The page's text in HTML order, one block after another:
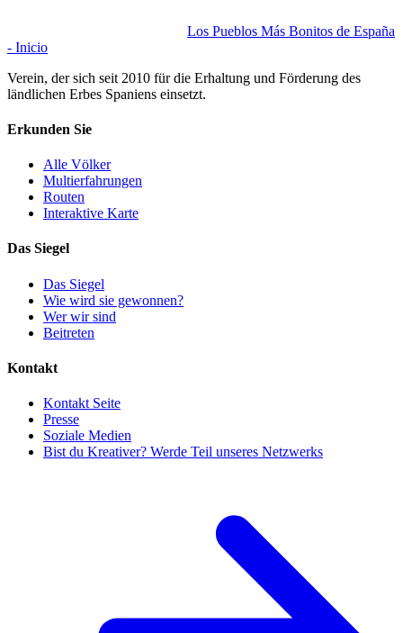
Los Pueblos Más Bonitos de España
- Inicio
Verein, der sich seit 2010 für die Erhaltung und Förderung des
ländlichen Erbes Spaniens einsetzt.
Erkunden Sie
Alle Völker
Multierfahrungen
Routen
Interaktive Karte
Das Siegel
Das Siegel
Wie wird sie gewonnen?
Wer wir sind
Beitreten
Kontakt
Kontakt Seite
Presse
Soziale Medien
Bist du Kreativer? Werde Teil unseres Netzwerks